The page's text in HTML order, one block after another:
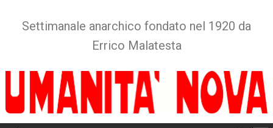
Settimanale anarchico fondato nel 1920 da
Errico Malatesta